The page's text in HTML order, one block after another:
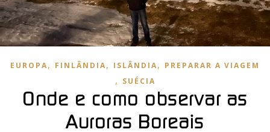
EUROPA, FINLÂNDIA, ISLÂNDIA, PREPARAR A VIAGEM
, SUÉCIA
Onde e como observar as
Auroras Boreais